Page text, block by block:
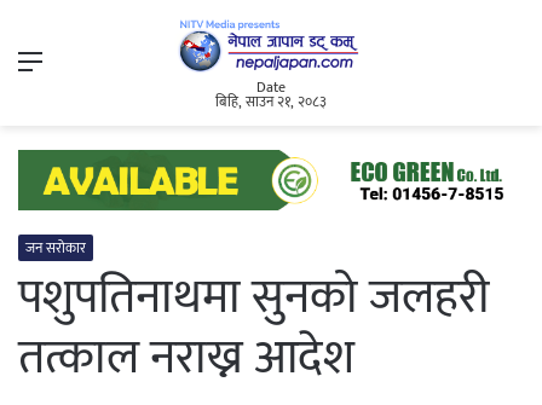
Menu
Date
बिहि, साउन २१, २०८३
जन सरोकार
पशुपतिनाथमा सुनको जलहरी
तत्काल नराख्न आदेश